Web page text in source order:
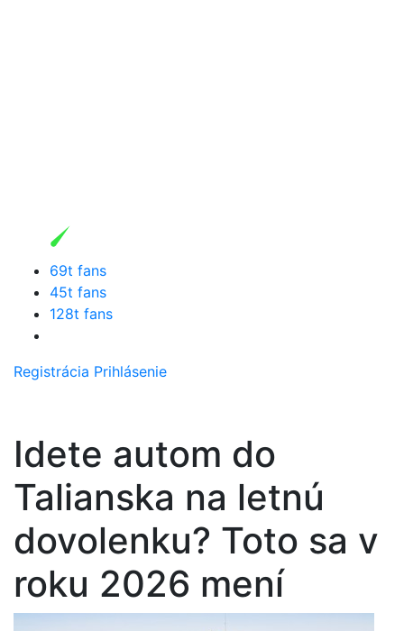
69t fans
45t fans
128t fans
Registrácia Prihlásenie
Idete autom do
Talianska na letnú
dovolenku? Toto sa v
roku 2026 mení